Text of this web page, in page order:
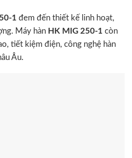
1 đem đến thiết kế linh hoạt,
Máy hàn HK MIG 250-1 còn
tiết kiệm điện, công nghệ hàn
Âu.